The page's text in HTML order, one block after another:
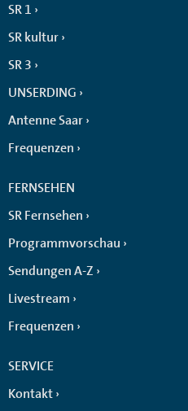
SR 1
SR kultur
SR 3
UNSERDING
Antenne Saar
Frequenzen
FERNSEHEN
SR Fernsehen
Programmvorschau
Sendungen A-Z
Livestream
Frequenzen
SERVICE
Kontakt